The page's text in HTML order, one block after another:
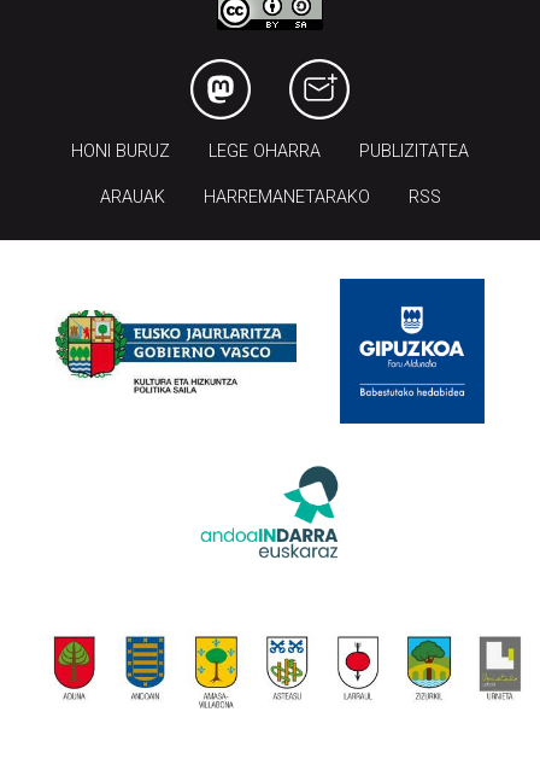
HONI BURUZ LEGE OHARRA PUBLIZITATEA
ARAUAK HARREMANETARAKO RSS